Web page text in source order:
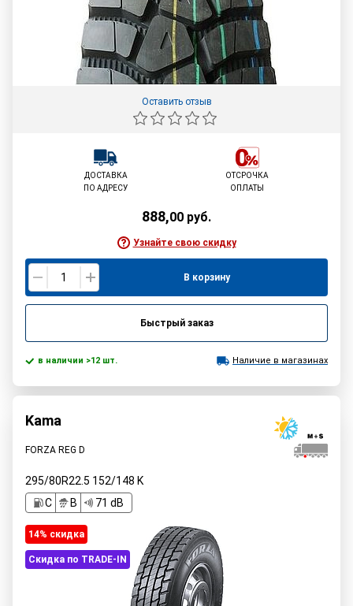
Оставить отзыв
ДОСТАВКА
ПО АДРЕСУ
ОТСРОЧКА
ОПЛАТЫ
888,00 руб.
Узнайте свою скидку
В корзину
Быстрый заказ
в наличии >12 шт. Наличие в магазинах
Kama
FORZA REG D
295/80R22.5 152/148 K
C
B 71 dB
14% cкидка
Скидка по TRADE-IN